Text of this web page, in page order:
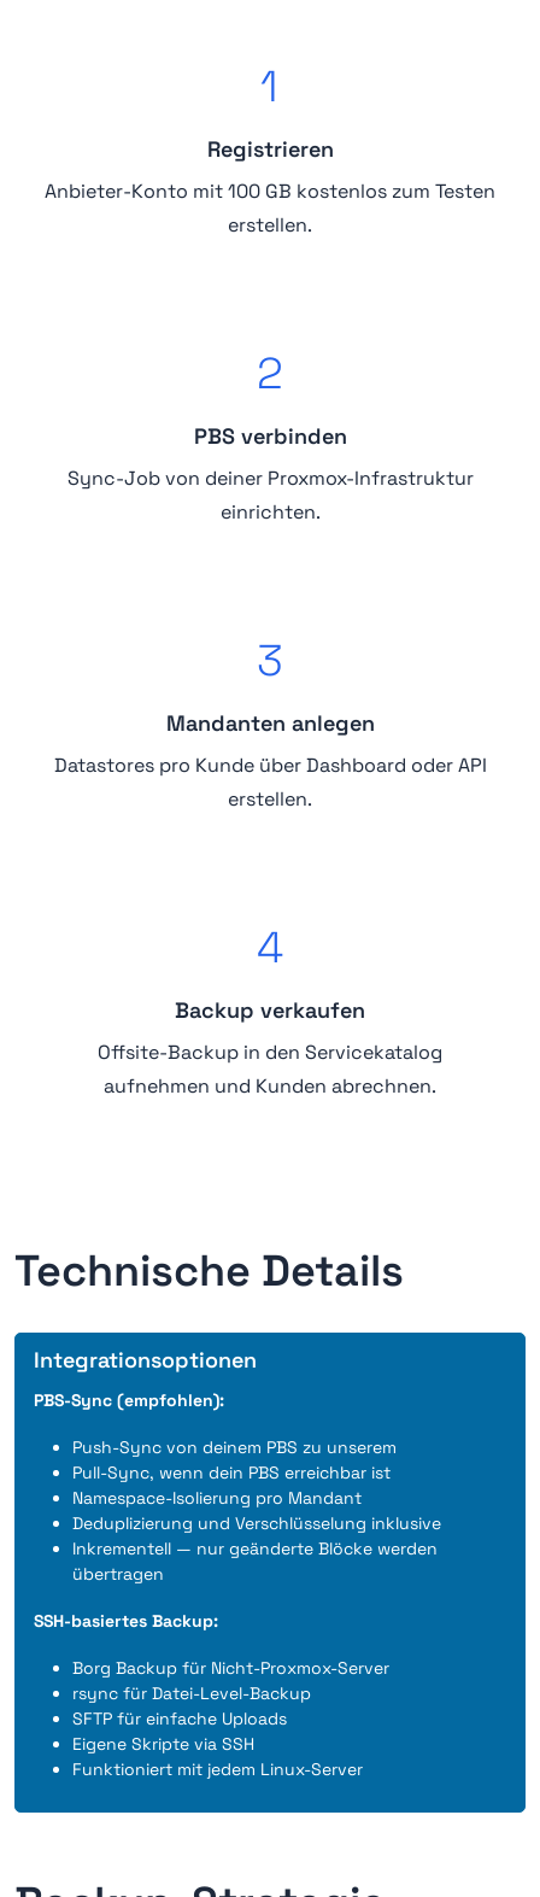
1
Registrieren
Anbieter-Konto mit 100 GB kostenlos zum Testen
erstellen.
2
PBS verbinden
Sync-Job von deiner Proxmox-Infrastruktur
einrichten.
3
Mandanten anlegen
Datastores pro Kunde über Dashboard oder API
erstellen.
4
Backup verkaufen
Offsite-Backup in den Servicekatalog
aufnehmen und Kunden abrechnen.
Technische Details
Integrationsoptionen
PBS-Sync (empfohlen):
Push-Sync von deinem PBS zu unserem
Pull-Sync, wenn dein PBS erreichbar ist
Namespace-Isolierung pro Mandant
Deduplizierung und Verschlüsselung inklusive
Inkrementell — nur geänderte Blöcke werden
übertragen
SSH-basiertes Backup:
Borg Backup für Nicht-Proxmox-Server
rsync für Datei-Level-Backup
SFTP für einfache Uploads
Eigene Skripte via SSH
Funktioniert mit jedem Linux-Server